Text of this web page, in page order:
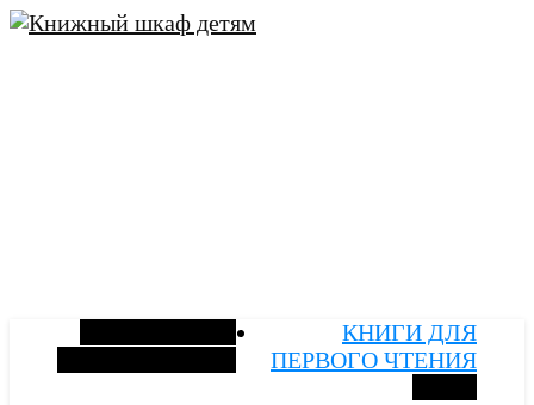
КНИГИ ДЛЯ
ПЕРВОГО ЧТЕНИЯ